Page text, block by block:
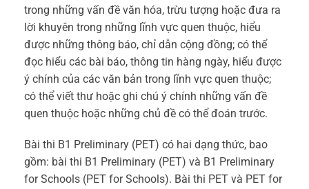
trong những vấn đề văn hóa, trừu tượng hoặc đưa ra
lời khuyên trong những lĩnh vực quen thuộc, hiểu
được những thông báo, chỉ dẫn cộng đồng; có thể
đọc hiểu các bài báo, thông tin hàng ngày, hiểu được
ý chính của các văn bản trong lĩnh vực quen thuộc;
có thể viết thư hoặc ghi chú ý chính những vấn đề
quen thuộc hoặc những chủ đề có thể đoán trước.
Bài thi B1 Preliminary (PET) có hai dạng thức, bao
gồm: bài thi B1 Preliminary (PET) và B1 Preliminary
for Schools (PET for Schools). Bài thi PET và PET for